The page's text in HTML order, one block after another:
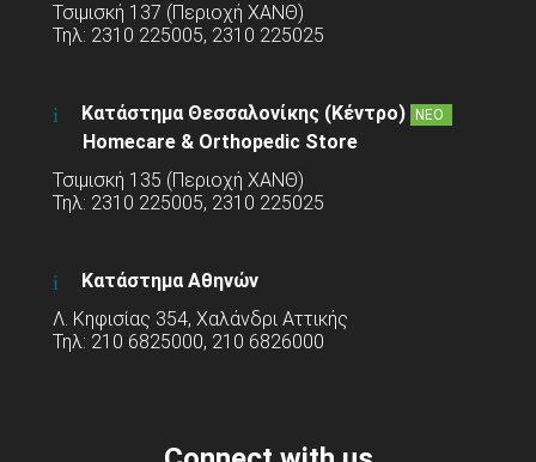
Τσιμισκή 137 (Περιοχή ΧΑΝΘ)
Τηλ: 2310 225005, 2310 225025
Κατάστημα Θεσσαλονίκης (Κέντρο) ΝΕΟ
Homecare & Orthopedic Store
Τσιμισκή 135 (Περιοχή ΧΑΝΘ)
Τηλ: 2310 225005, 2310 225025
Κατάστημα Αθηνών
Λ. Κηφισίας 354, Χαλάνδρι Αττικής
Τηλ: 210 6825000, 210 6826000